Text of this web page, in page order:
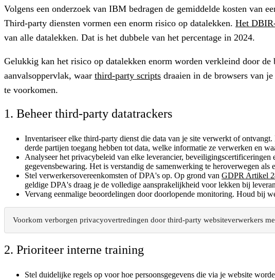
Volgens een onderzoek van IBM bedragen de gemiddelde kosten van
Third-party diensten vormen een enorm risico op datalekken. Het
van alle datalekken. Dat is het dubbele van het percentage in 2024.
Gelukkig kan het risico op datalekken enorm worden verkleind door
aanvalsoppervlak, waar third-party scripts draaien in de browsers van
te voorkomen.
1. Beheer third-party datatrackers
Inventariseer elke third-party dienst die data van je site verwerkt of
derde partijen toegang hebben tot data, welke informatie ze verwerken en
Analyseer het privacybeleid van elke leverancier, beveiligingscertificeringen
gegevensbewaring. Het is verstandig de samenwerking te heroverwegen als
Stel verwerkersovereenkomsten of DPA's op. Op grond van GDPR Artikel
geldige DPA's draag je de volledige aansprakelijkheid voor lekken bij
Vervang eenmalige beoordelingen door doorlopende monitoring. Houd bij
Voorkom verborgen privacyovertredingen door third-party websiteverwerkers
2. Prioriteer interne training
Stel duidelijke regels op voor hoe persoonsgegevens die via je website